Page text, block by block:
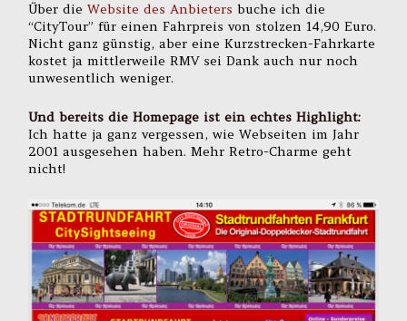
Über dieWebsite des Anbietersbuche ich die
“CityTour” für einen Fahrpreis von stolzen 14,90 Euro.
Nicht ganz günstig, aber eine Kurzstrecken-Fahrkarte
kostet ja mittlerweile RMV sei Dank auch nur noch
unwesentlich weniger.
Und bereits die Homepage ist ein echtes Highlight:
Ich hatte ja ganz vergessen, wie Webseiten im Jahr
2001 ausgesehen haben. Mehr Retro-Charme geht
nicht!